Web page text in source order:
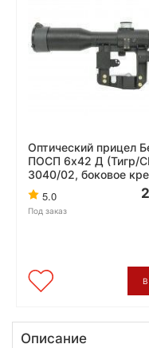
Оптический прицел
ПОСП 6x42 Д (Тигр/
3040/02, боковое
5.0
Под заказ
Описание